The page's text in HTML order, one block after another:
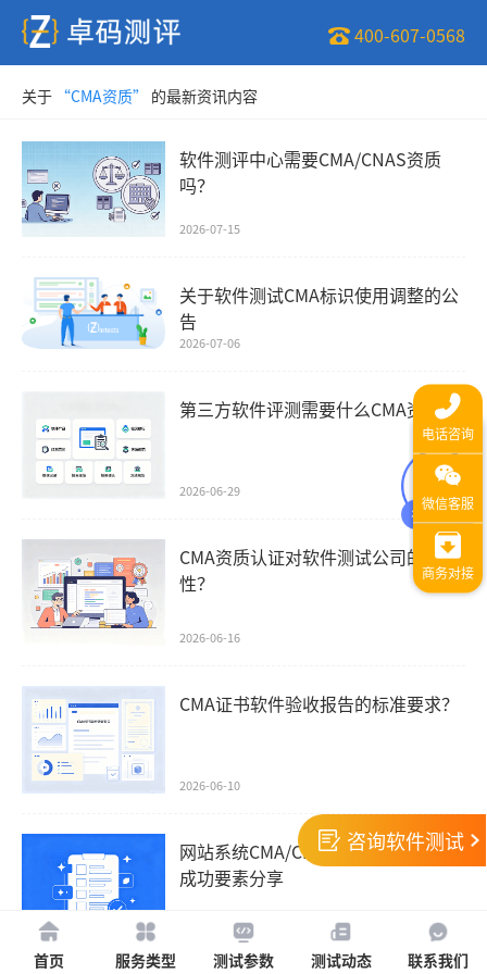
400-607-0568
关于 “CMA资质” 的最新资讯内容
软件测评中心需要CMA/CNAS资质
吗？
2026-07-15
关于软件测试CMA标识使用调整的公
告
2026-07-06
第三方软件评测需要什么CMA资质?
2026-06-29
CMA资质认证对软件测试公司的重要
性？
2026-06-16
CMA证书软件验收报告的标准要求？
2026-06-10
网站系统CMA/CNAS双资质测试报告
成功要素分享
2026-06-02
咨询软件测试
首页 服务类型 测试参数 测试动态 联系我们